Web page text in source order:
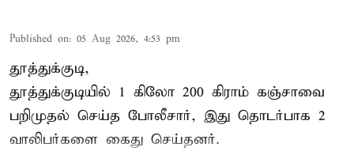
Published on: 05 Aug 2026, 4:53 pm
தூத்துக்குடி,
தூத்துக்குடியில் 1 கிலோ 200 கிராம் கஞ்சாவை
பறிமுதல் செய்த போலீசார், இது தொடர்பாக 2
வாலிபர்களை கைது செய்தனர்.